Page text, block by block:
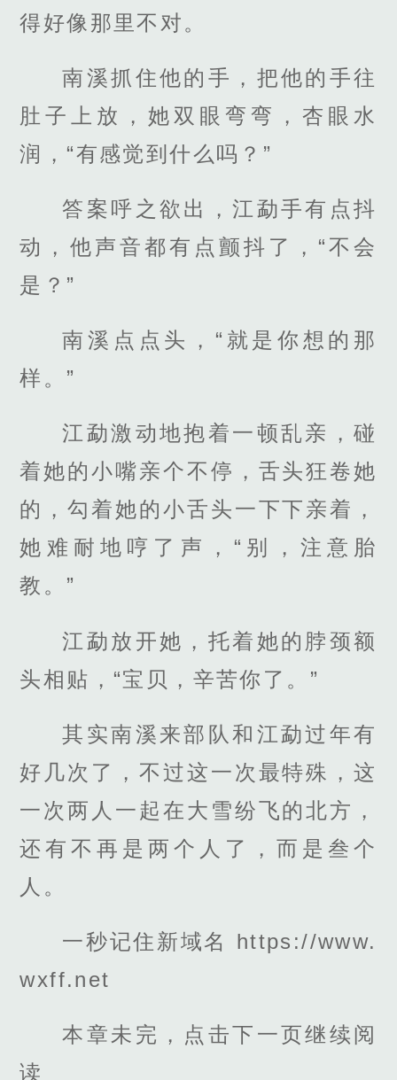
得好像那里不对。
南溪抓住他的手，把他的手往
肚子上放，她双眼弯弯，杏眼水
润，“有感觉到什么吗？”
答案呼之欲出，江勐手有点抖
动，他声音都有点颤抖了，“不会
是？”
南溪点点头，“就是你想的那
样。”
江勐激动地抱着一顿乱亲，碰
着她的小嘴亲个不停，舌头狂卷她
的，勾着她的小舌头一下下亲着，
她难耐地哼了声，“别，注意胎
教。”
江勐放开她，托着她的脖颈额
头相贴，“宝贝，辛苦你了。”
其实南溪来部队和江勐过年有
好几次了，不过这一次最特殊，这
一次两人一起在大雪纷飞的北方，
还有不再是两个人了，而是叁个
人。
一秒记住新域名 https://www.
wxff.net
本章未完，点击下一页继续阅
读